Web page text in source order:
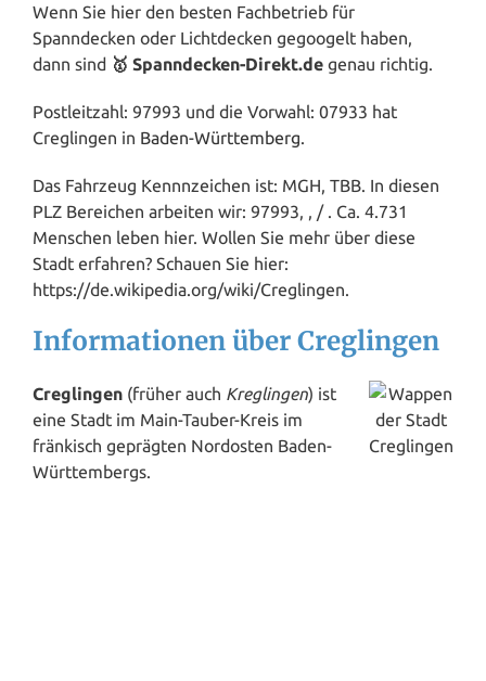
Wenn Sie hier den besten Fachbetrieb für
Spanndecken oder Lichtdecken gegoogelt haben,
dann sind 🥇 Spanndecken-Direkt.de genau richtig.
Postleitzahl: 97993 und die Vorwahl: 07933 hat
Creglingen in Baden-Württemberg.
Das Fahrzeug Kennnzeichen ist: MGH, TBB. In diesen
PLZ Bereichen arbeiten wir: 97993, , / . Ca. 4.731
Menschen leben hier. Wollen Sie mehr über diese
Stadt erfahren? Schauen Sie hier:
https://de.wikipedia.org/wiki/Creglingen.
Informationen über Creglingen
Creglingen (früher auch Kreglingen) ist
eine Stadt im Main-Tauber-Kreis im
fränkisch geprägten Nordosten Baden-
Württembergs.